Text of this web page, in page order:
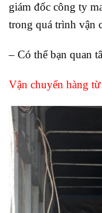
giám đốc công ty
trong quá trình vận
– Có thể bạn quan
Vận chuyển hàng